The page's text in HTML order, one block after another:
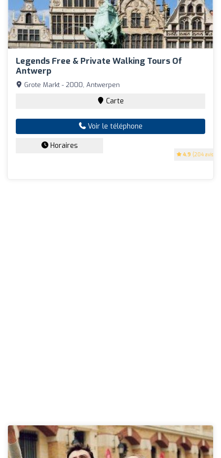
Legends Free & Private Walking Tours Of
Antwerp
4.9 (204 avis)
Grote Markt - 2000, Antwerpen
Carte
Voir le téléphone
Horaires